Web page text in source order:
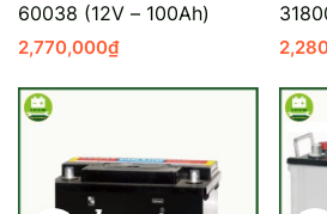
60038 (12V – 100Ah)
2,770,000₫